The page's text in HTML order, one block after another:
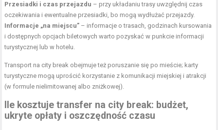
Przesiadki i czas przejazdu – przy układaniu trasy uwzględnij czas
oczekiwania i ewentualne przesiadki, bo mogą wydłużać przejazdy.
Informacje „na miejscu” – informacje o trasach, godzinach kursowania
i dostępnych opcjach biletowych warto pozyskać w punkcie informacji
turystycznej lub w hotelu.
Transport na city break obejmuje też poruszanie się po mieście; karty
turystyczne mogą uprościć korzystanie z komunikacji miejskiej i atrakcji
(w formule nielimitowanej albo zniżkowej).
Ile kosztujetransfer na city break: budżet,
ukryte opłaty i oszczędność czasu